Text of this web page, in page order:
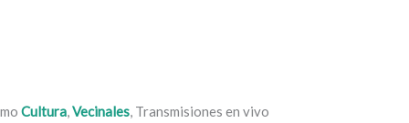
Cultura,Vecinales, Transmisiones en vivo